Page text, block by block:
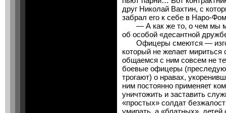
друг Николай Вахтин, с
забрал его к себе в Наро-
— А как же то, о чем мы
об особой «десантной
Офицеры смеются —
который не желает
общаемся с ним совсем не
боевые офицеры
трогают) о нравах,
ним постоянно применяет
уничтожить и заставить
«простых» солдат
умирать, а «блатных», детей